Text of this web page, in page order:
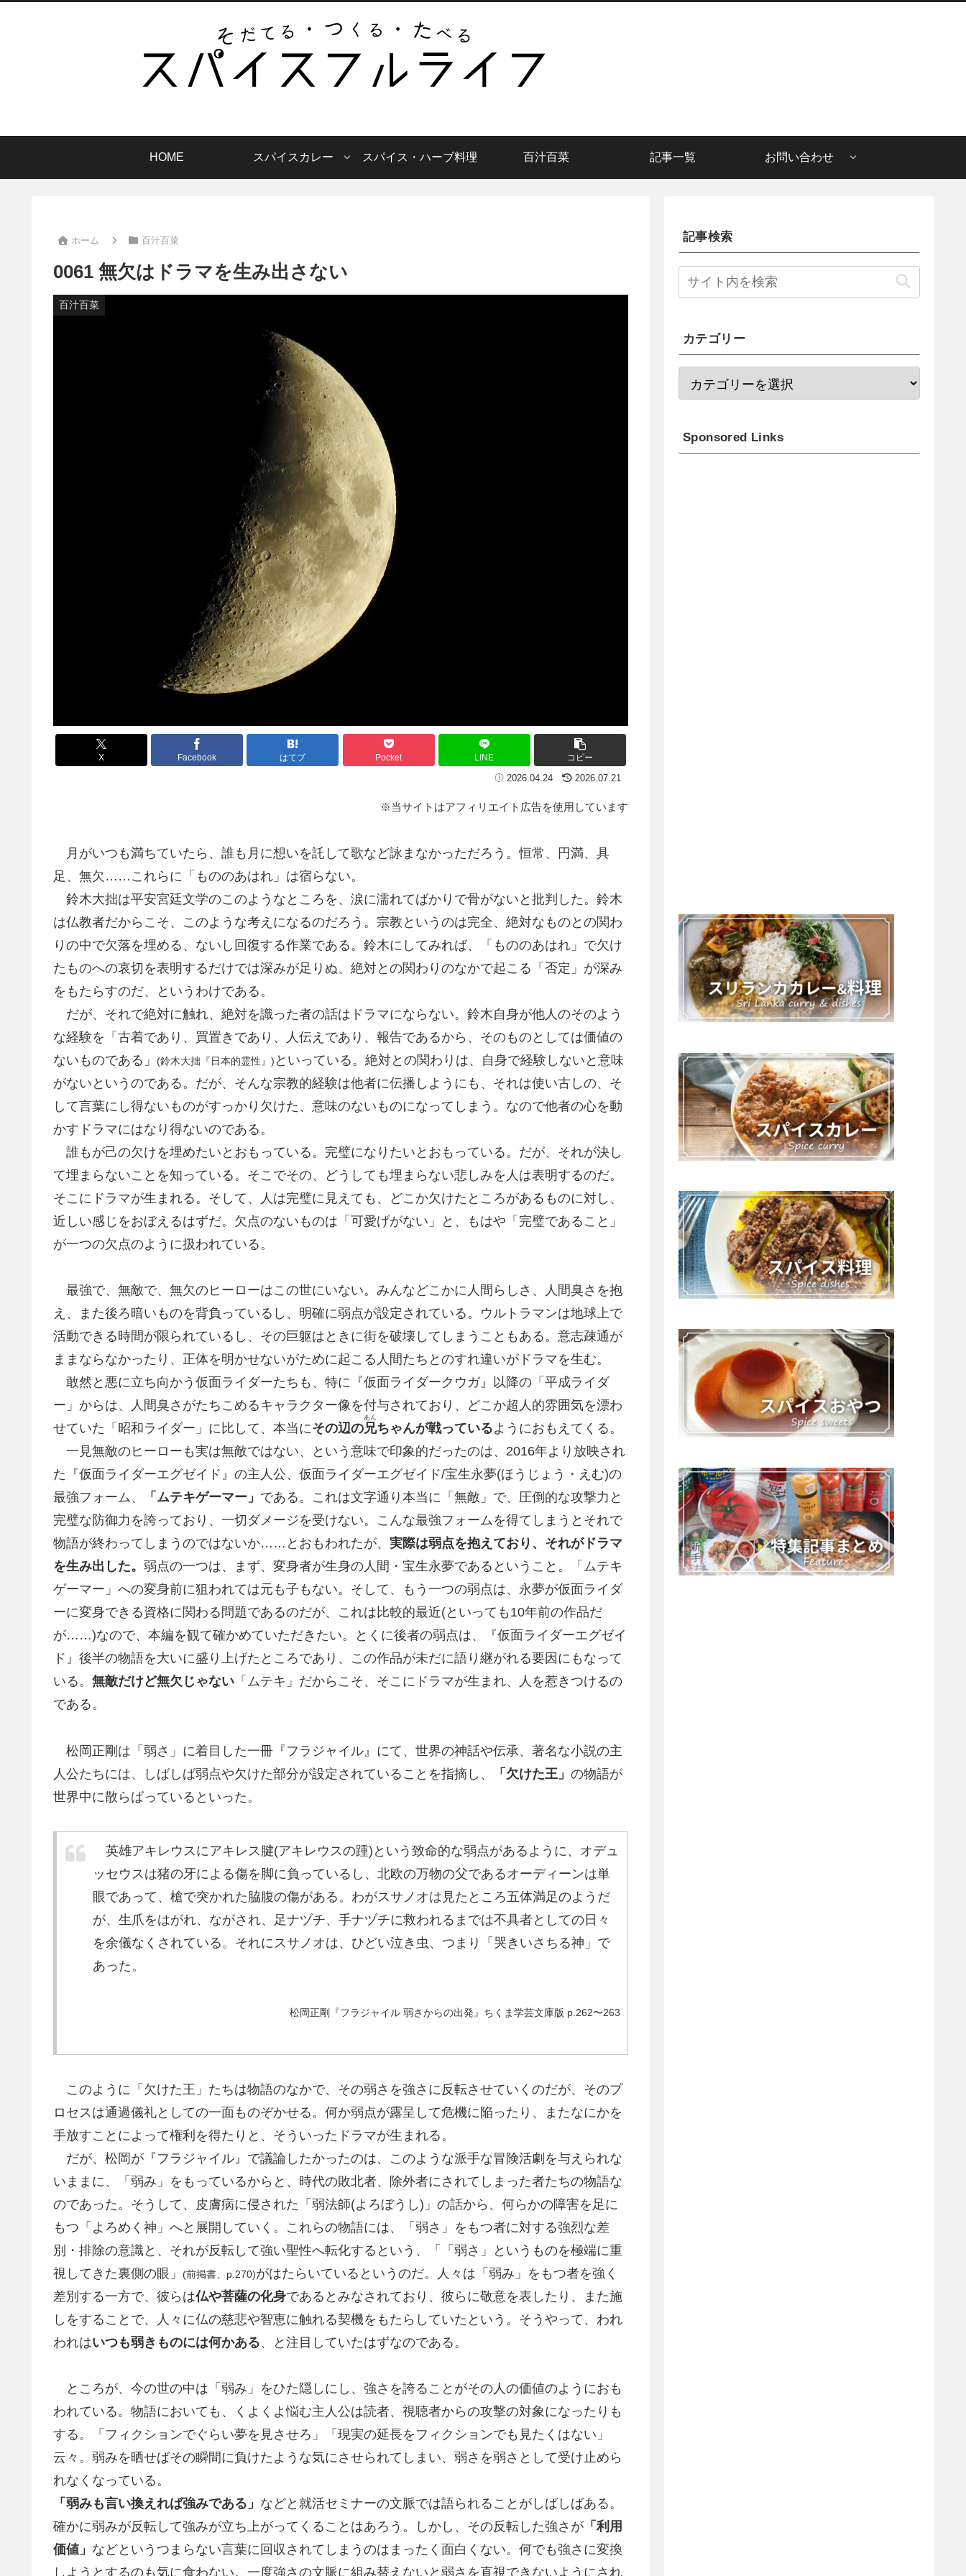
HOME スパイスカレー スパイス・ハーブ料理 百汁百菜 記事一覧 お問い合わせ
ホーム 百汁百菜
0061 無欠はドラマを生み出さない
百汁百菜
X Facebook はてブ Pocket LINE コピー
2026.04.24 2026.07.21
※当サイトはアフィリエイト広告を使用しています
月がいつも満ちていたら、誰も月に想いを託して歌など詠まなかっただろう。恒常、円満、具
足、無欠……これらに「もののあはれ」は宿らない。
鈴木大拙は平安宮廷文学のこのようなところを、涙に濡れてばかりで骨がないと批判した。鈴木
は仏教者だからこそ、このような考えになるのだろう。宗教というのは完全、絶対なものとの関わ
りの中で欠落を埋める、ないし回復する作業である。鈴木にしてみれば、「もののあはれ」で欠け
たものへの哀切を表明するだけでは深みが足りぬ、絶対との関わりのなかで起こる「否定」が深み
をもたらすのだ、というわけである。
だが、それで絶対に触れ、絶対を識った者の話はドラマにならない。鈴木自身が他人のそのよう
な経験を「古着であり、買置きであり、人伝えであり、報告であるから、そのものとしては価値の
ないものである」
(鈴木大拙『日本的霊性』) といっている。絶対との関わりは、自身で経験しないと意味
がないというのである。だが、そんな宗教的経験は他者に伝播しようにも、それは使い古しの、そ
して言葉にし得ないものがすっかり欠けた、意味のないものになってしまう。なので他者の心を動
かすドラマにはなり得ないのである。
誰もが己の欠けを埋めたいとおもっている。完璧になりたいとおもっている。だが、それが決し
て埋まらないことを知っている。そこでその、どうしても埋まらない悲しみを人は表明するのだ。
そこにドラマが生まれる。そして、人は完璧に見えても、どこか欠けたところがあるものに対し、
近しい感じをおぼえるはずだ。欠点のないものは「可愛げがない」と、もはや「完璧であること」
が一つの欠点のように扱われている。
最強で、無敵で、無欠のヒーローはこの世にいない。みんなどこかに人間らしさ、人間臭さを抱
え、また後ろ暗いものを背負っているし、明確に弱点が設定されている。ウルトラマンは地球上で
活動できる時間が限られているし、その巨躯はときに街を破壊してしまうこともある。意志疎通が
ままならなかったり、正体を明かせないがために起こる人間たちとのすれ違いがドラマを生む。
敢然と悪に立ち向かう仮面ライダーたちも、特に『仮面ライダークウガ』以降の「平成ライダ
ー」からは、人間臭さがたちこめるキャラクター像を付与されており、どこか超人的雰囲気を漂わ
せていた「昭和ライダー」に比して、本当にその辺の兄
あん
ちゃんが戦っているようにおもえてくる。
一見無敵のヒーローも実は無敵ではない、という意味で印象的だったのは、2016年より放映され
た『仮面ライダーエグゼイド』の主人公、仮面ライダーエグゼイド/宝生永夢(ほうじょう・えむ)の
最強フォーム、
「ムテキゲーマー」 である。これは文字通り本当に「無敵」で、圧倒的な攻撃力と
完璧な防御力を誇っており、一切ダメージを受けない。こんな最強フォームを得てしまうとそれで
物語が終わってしまうのではないか……とおもわれたが、 実際は弱点を抱えており、それがドラマ
を生み出した。 弱点の一つは、まず、変身者が生身の人間・宝生永夢であるということ。「ムテキ
ゲーマー」への変身前に狙われては元も子もない。そして、もう一つの弱点は、永夢が仮面ライダ
ーに変身できる資格に関わる問題であるのだが、これは比較的最近(といっても10年前の作品だ
が……)なので、本編を観て確かめていただきたい。とくに後者の弱点は、『仮面ライダーエグゼイ
ド』後半の物語を大いに盛り上げたところであり、この作品が未だに語り継がれる要因にもなって
いる。 無敵だけど無欠じゃない 「ムテキ」だからこそ、そこにドラマが生まれ、人を惹きつけるの
である。
松岡正剛は「弱さ」に着目した一冊『フラジャイル』にて、世界の神話や伝承、著名な小説の主
人公たちには、しばしば弱点や欠けた部分が設定されていることを指摘し、
「欠けた王」 の物語が
世界中に散らばっているといった。
英雄アキレウスにアキレス腱(アキレウスの踵)という致命的な弱点があるように、オデュ
ッセウスは猪の牙による傷を脚に負っているし、北欧の万物の父であるオーディーンは単
眼であって、槍で突かれた脇腹の傷がある。わがスサノオは見たところ五体満足のようだ
が、生爪をはがれ、ながされ、足ナヅチ、手ナヅチに救われるまでは不具者としての日々
を余儀なくされている。それにスサノオは、ひどい泣き虫、つまり「哭きいさちる神」で
あった。
松岡正剛『フラジャイル 弱さからの出発』ちくま学芸文庫版 p.262〜263
このように「欠けた王」たちは物語のなかで、その弱さを強さに反転させていくのだが、そのプ
ロセスは通過儀礼としての一面ものぞかせる。何か弱点が露呈して危機に陥ったり、またなにかを
手放すことによって権利を得たりと、そういったドラマが生まれる。
だが、松岡が『フラジャイル』で議論したかったのは、このような派手な冒険活劇を与えられな
いままに、「弱み」をもっているからと、時代の敗北者、除外者にされてしまった者たちの物語な
のであった。そうして、皮膚病に侵された「弱法師(よろぼうし)」の話から、何らかの障害を足に
もつ「よろめく神」へと展開していく。これらの物語には、「弱さ」をもつ者に対する強烈な差
別・排除の意識と、それが反転して強い聖性へ転化するという、「「弱さ」というものを極端に重
視してきた裏側の眼」
(前掲書 、p.270)がはたらいているというのだ。人々は「弱み」をもつ者を強く
差別する一方で、彼らは仏や菩薩の化身であるとみなされており、彼らに敬意を表したり、また施
しをすることで、人々に仏の慈悲や智恵に触れる契機をもたらしていたという。そうやって、われ
われはいつも弱きものには何かある、と注目していたはずなのである。
ところが、今の世の中は「弱み」をひた隠しにし、強さを誇ることがその人の価値のようにおも
われている。物語においても、くよくよ悩む主人公は読者、視聴者からの攻撃の対象になったりも
する。「フィクションでぐらい夢を見させろ」「現実の延長をフィクションでも見たくはない」
云々。弱みを晒せばその瞬間に負けたような気にさせられてしまい、弱さを弱さとして受け止めら
れなくなっている。
「弱みも言い換えれば強みである」 などと就活セミナーの文脈では語られることがしばしばある。
確かに弱みが反転して強みが立ち上がってくることはあろう。しかし、その反転した強さが 「利用
価値」 などというつまらない言葉に回収されてしまうのはまったく面白くない。何でも強さに変換
しようとするのも気に食わない。一度強さの文脈に組み替えないと弱さを直視できないようにされ
記事検索
カテゴリー
Sponsored Links